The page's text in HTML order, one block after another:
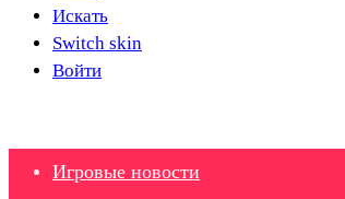
Искать
Switch skin
Войти
Игровые новости